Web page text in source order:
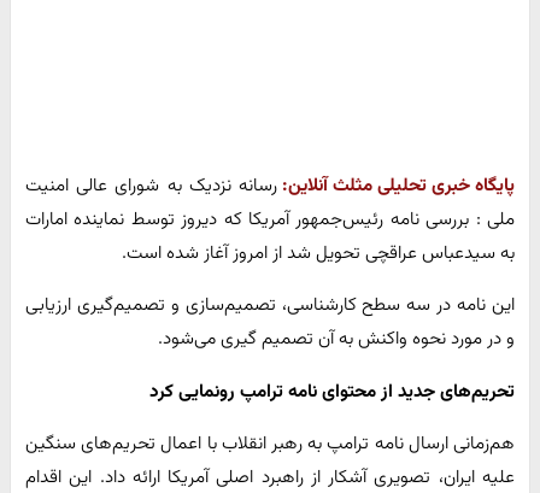
پایگاه خبری تحلیلی مثلث آنلاین: رسانه نزدیک به شورای عالی امنیت
ملی : بررسی نامه رئیس‌جمهور ⁧آمریکا ⁩که دیروز توسط نماینده ⁧امارات
⁩به سیدعباس عراقچی تحویل شد از امروز آغاز شده است.
این نامه در سه سطح کارشناسی، تصمیم‌سازی و تصمیم‌گیری ارزیابی
و در مورد نحوه واکنش به آن تصمیم گیری می‌شود.
تحریم‌های جدید از محتوای نامه ترامپ رونمایی کرد
هم‌زمانی ارسال نامه ترامپ به رهبر انقلاب با اعمال تحریم‌های سنگین
علیه ایران، تصویری آشکار از راهبرد اصلی آمریکا ارائه داد. این اقدام